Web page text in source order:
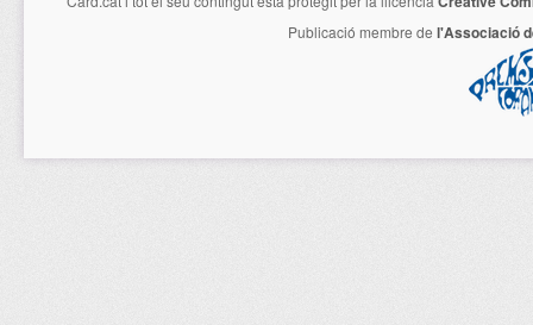
Publicació membre de l'Associació